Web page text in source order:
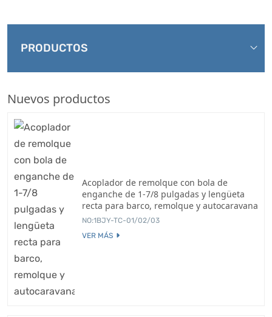
PRODUCTOS
Nuevos productos
Acoplador de remolque con bola de
enganche de 1-7/8 pulgadas y lengüeta
recta para barco, remolque y autocaravana
NO:1BJY-TC-01/02/03
VER MÁS